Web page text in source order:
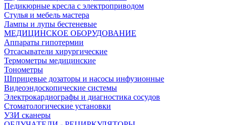
Педикюрные кресла с электроприводом
Стулья и мебель мастера
Лампы и лупы бестеневые
МЕДИЦИНСКОЕ ОБОРУДОВАНИЕ
Аппараты гипотермии
Отсасыватели хирургические
Термометры медицинские
Тонометры
Шприцевые дозаторы и насосы инфузионные
Видеоэндоскопические системы
Электрокардиографы и диагностика сосудов
Стоматологические установки
УЗИ сканеры